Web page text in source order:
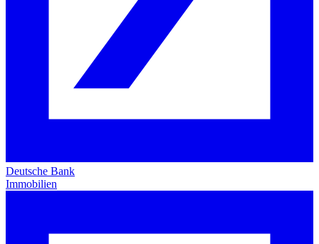
Deutsche Bank
Immobilien